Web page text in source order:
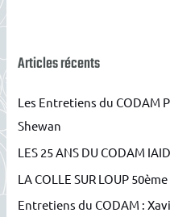
e
c
h
e
r
Articles récents
Les Entretiens du CODAM
Shewan
LES 25 ANS DU CODAM
LA COLLE SUR LOUP
Entretiens du CODAM :